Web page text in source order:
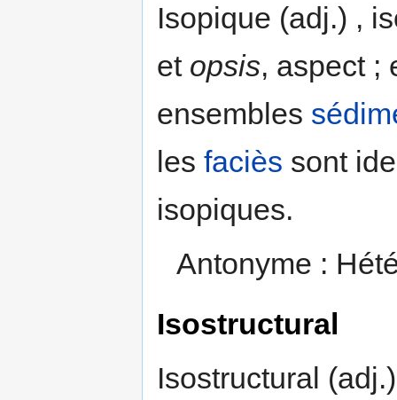
Isopique (adj.) ,
et opsis, aspect ;
ensembles
les faciès sont
isopiques.
Antonyme :
Isostructural
Isostructural